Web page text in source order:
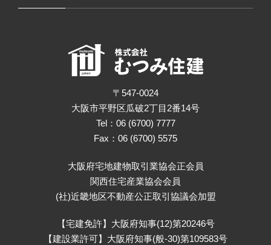
〒547-0024
大阪市平野区瓜破2丁目2番14号
Tel：06 (6700) 7777
Fax：06 (6700) 5575
大阪府宅地建物取引業協会正会員
関西住宅産業協会会員
(社)近畿地区不動産公正取引協議会加盟
【宅建免許】大阪府知事(12)第20246号
【建設業許可】大阪府知事(般-30)第109583号